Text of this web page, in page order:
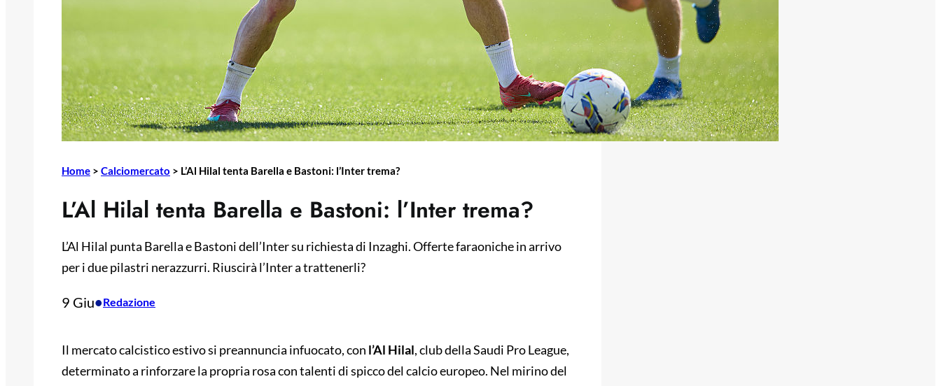
Home > Calciomercato > L’Al Hilal tenta Barella e Bastoni: l’Inter trema?
L’Al Hilal tenta Barella e Bastoni: l’Inter trema?
L’Al Hilal punta Barella e Bastoni dell’Inter su richiesta di Inzaghi. Offerte faraoniche in arrivo
per i due pilastri nerazzurri. Riuscirà l’Inter a trattenerli?
9 Giu•Redazione
Il mercato calcistico estivo si preannuncia infuocato, con l’Al Hilal, club della Saudi Pro League,
determinato a rinforzare la propria rosa con talenti di spicco del calcio europeo. Nel mirino del